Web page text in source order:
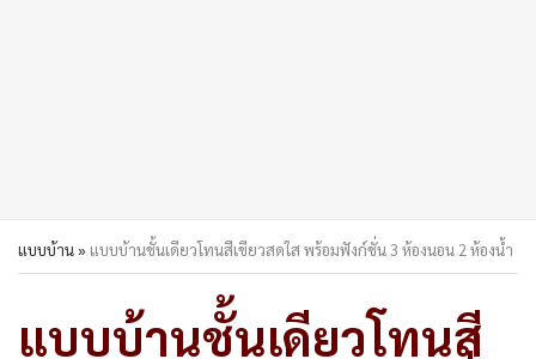
แบบบ้าน» แบบบ้านชั้นเดียวโทนสีเขียวสดใส พร้อมฟังก์ชั่น 3 ห้องนอน 2 ห้องน้ำ
แบบบ้านชั้นเดียวโทนสี